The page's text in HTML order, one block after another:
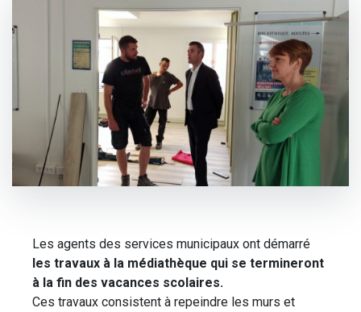
Les agents des services municipaux ont démarré
les travaux à la médiathèque qui se termineront
à la fin des vacances scolaires.
Ces travaux consistent à repeindre les murs et